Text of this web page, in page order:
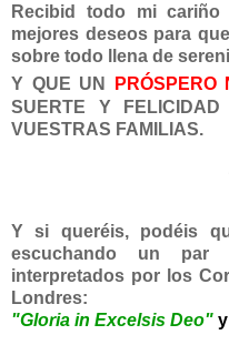
Recibid todo mi
mejores deseos para
sobre todo llena de
Y QUE UN
PRÓSPERO
SUERTE Y
VUESTRAS FAMILIAS.
Y si queréis, podéis
escuchando un par
interpretados por los
Londres:
"Gloria in Excelsis Deo" y